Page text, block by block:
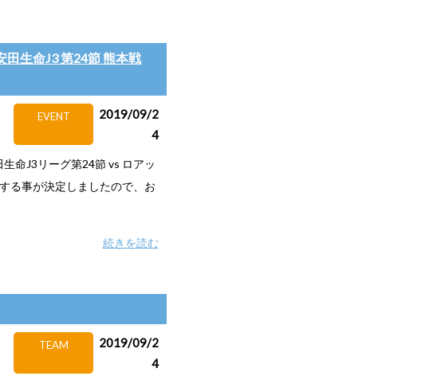
田生命J3 第24節 熊本戦
EVENT
2019/09/2
4
命J3リーグ第24節 vs ロアッ
る事が決定しましたので、お
続きを読む
TEAM
2019/09/2
4